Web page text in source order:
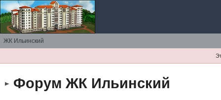
ЖК Ильинский
Форум ЖК Ильинский